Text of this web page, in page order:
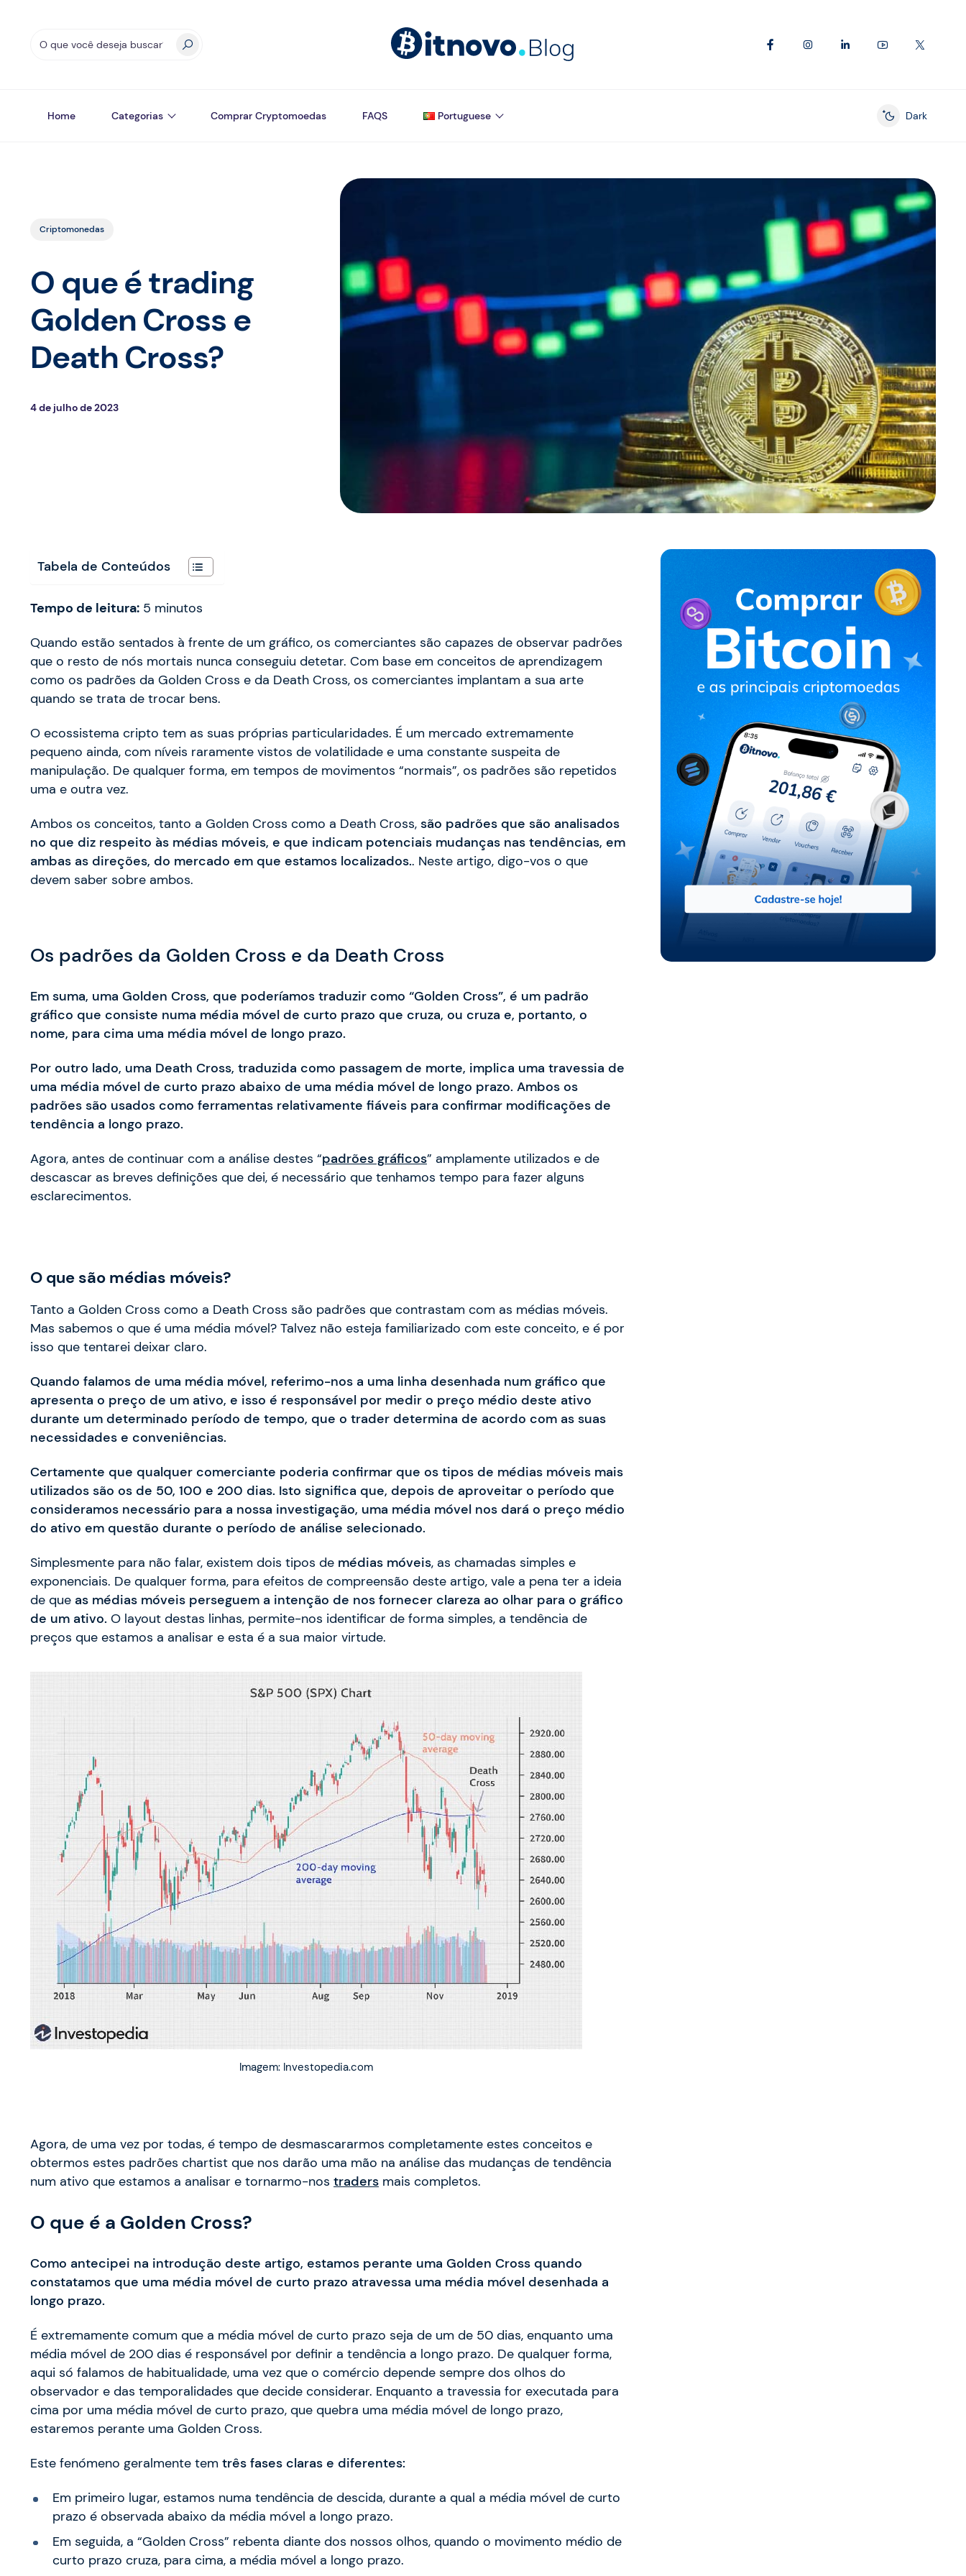
Home Categorias Comprar Cryptomoedas FAQS Portuguese
Enable dark
Dark
Criptomonedas
O que é trading
Golden Cross e
Death Cross?
4 de julho de 2023
Tabela de Conteúdos
Tempo de leitura: 5 minutos
Quando estão sentados à frente de um gráfico, os comerciantes são capazes de observar padrões
que o resto de nós mortais nunca conseguiu detetar. Com base em conceitos de aprendizagem
como os padrões da Golden Cross e da Death Cross, os comerciantes implantam a sua arte
quando se trata de trocar bens.
O ecossistema cripto tem as suas próprias particularidades. É um mercado extremamente
pequeno ainda, com níveis raramente vistos de volatilidade e uma constante suspeita de
manipulação. De qualquer forma, em tempos de movimentos “normais”, os padrões são repetidos
uma e outra vez.
Ambos os conceitos, tanto a Golden Cross como a Death Cross, são padrões que são analisados
no que diz respeito às médias móveis, e que indicam potenciais mudanças nas tendências, em
ambas as direções, do mercado em que estamos localizados.. Neste artigo, digo-vos o que
devem saber sobre ambos.
Os padrões da Golden Cross e da Death Cross
Em suma, uma Golden Cross, que poderíamos traduzir como “Golden Cross”, é um padrão
gráfico que consiste numa média móvel de curto prazo que cruza, ou cruza e, portanto, o
nome, para cima uma média móvel de longo prazo.
Por outro lado, uma Death Cross, traduzida como passagem de morte, implica uma travessia de
uma média móvel de curto prazo abaixo de uma média móvel de longo prazo. Ambos os
padrões são usados como ferramentas relativamente fiáveis para confirmar modificações de
tendência a longo prazo.
Agora, antes de continuar com a análise destes “padrões gráficos” amplamente utilizados e de
descascar as breves definições que dei, é necessário que tenhamos tempo para fazer alguns
esclarecimentos.
O que são médias móveis?
Tanto a Golden Cross como a Death Cross são padrões que contrastam com as médias móveis.
Mas sabemos o que é uma média móvel? Talvez não esteja familiarizado com este conceito, e é por
isso que tentarei deixar claro.
Quando falamos de uma média móvel, referimo-nos a uma linha desenhada num gráfico que
apresenta o preço de um ativo, e isso é responsável por medir o preço médio deste ativo
durante um determinado período de tempo, que o trader determina de acordo com as suas
necessidades e conveniências.
Certamente que qualquer comerciante poderia confirmar que os tipos de médias móveis mais
utilizados são os de 50, 100 e 200 dias. Isto significa que, depois de aproveitar o período que
consideramos necessário para a nossa investigação, uma média móvel nos dará o preço médio
do ativo em questão durante o período de análise selecionado.
Simplesmente para não falar, existem dois tipos de médias móveis, as chamadas simples e
exponenciais. De qualquer forma, para efeitos de compreensão deste artigo, vale a pena ter a ideia
de que as médias móveis perseguem a intenção de nos fornecer clareza ao olhar para o gráfico
de um ativo. O layout destas linhas, permite-nos identificar de forma simples, a tendência de
preços que estamos a analisar e esta é a sua maior virtude.
Imagem: Investopedia.com
Agora, de uma vez por todas, é tempo de desmascararmos completamente estes conceitos e
obtermos estes padrões chartist que nos darão uma mão na análise das mudanças de tendência
num ativo que estamos a analisar e tornarmo-nos traders mais completos.
O que é a Golden Cross?
Como antecipei na introdução deste artigo, estamos perante uma Golden Cross quando
constatamos que uma média móvel de curto prazo atravessa uma média móvel desenhada a
longo prazo.
É extremamente comum que a média móvel de curto prazo seja de um de 50 dias, enquanto uma
média móvel de 200 dias é responsável por definir a tendência a longo prazo. De qualquer forma,
aqui só falamos de habitualidade, uma vez que o comércio depende sempre dos olhos do
observador e das temporalidades que decide considerar. Enquanto a travessia for executada para
cima por uma média móvel de curto prazo, que quebra uma média móvel de longo prazo,
estaremos perante uma Golden Cross.
Este fenómeno geralmente tem três fases claras e diferentes:
Em primeiro lugar, estamos numa tendência de descida, durante a qual a média móvel de curto
prazo é observada abaixo da média móvel a longo prazo.
Em seguida, a “Golden Cross” rebenta diante dos nossos olhos, quando o movimento médio de
curto prazo cruza, para cima, a média móvel a longo prazo.